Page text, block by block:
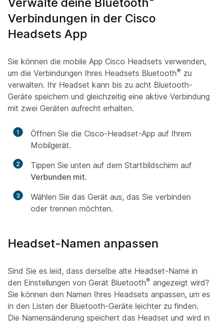
Verbindungen in der Cisco
Headsets App
Sie können die mobile App Cisco Headsets verwenden,
um die Verbindungen Ihres Headsets Bluetooth® zu
verwalten. Ihr Headset kann bis zu acht Bluetooth-
Geräte speichern und gleichzeitig eine aktive Verbindung
mit zwei Geräten aufrecht erhalten.
1
Öffnen Sie die Cisco-Headset-App auf Ihrem
Mobilgerät.
2
Tippen Sie unten auf dem Startbildschirm auf
Verbunden mit.
3
Wählen Sie das Gerät aus, das Sie verbinden
oder trennen möchten.
Headset-Namen anpassen
Sind Sie es leid, dass derselbe alte Headset-Name in
den Einstellungen von Gerät Bluetooth® angezeigt wird?
Sie können den Namen Ihres Headsets anpassen, um es
in den Listen der Bluetooth-Geräte leichter zu finden.
Die Namensänderung speichert das Headset und wird in